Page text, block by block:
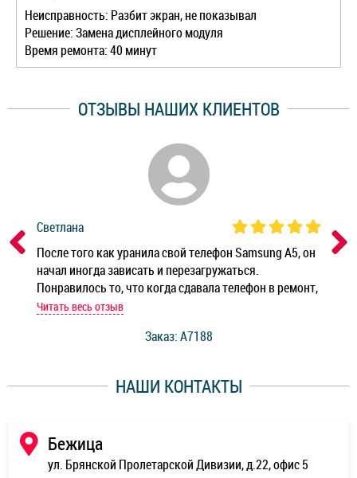
Неисправность: Разбит экран, не показывал
Решение: Замена дисплейного модуля
Время ремонта: 40 минут
ОТЗЫВЫ НАШИХ КЛИЕНТОВ
Светлана
После того как уранила свой телефон Samsung A5, он
начал иногда зависать и перезагружаться.
Понравилось то, что когда сдавала телефон в ремонт,
мастер при мне сделал быструю диагностику и сказал
работы и оперативность!
Читать весь отзыв
Заказ: A7188
НАШИ КОНТАКТЫ
Бежица
ул. Брянской Пролетарской Дивизии, д.22, офис 5